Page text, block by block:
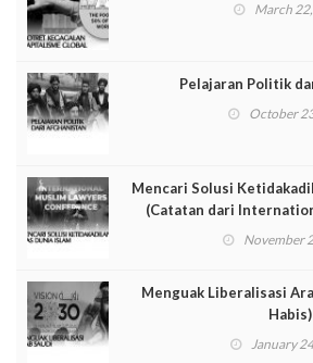
March
Pelajaran Politik
October
Mencari Solusi
(Catatan dari
Conference
November
Menguak Liberalisasi
Habis)
January